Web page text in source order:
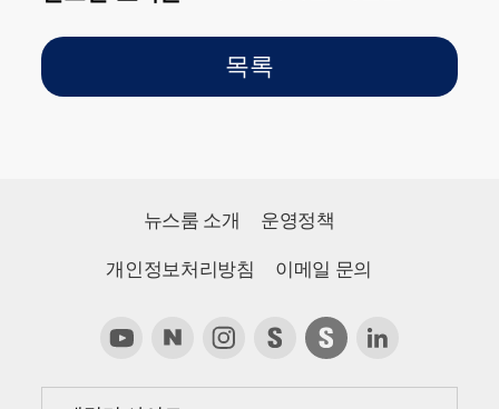
목록
뉴스룸 소개 운영정책
개인정보처리방침 이메일 문의